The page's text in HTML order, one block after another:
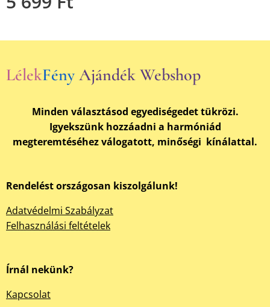
LélekFény Ajándék Webshop
Minden választásod egyediségedet tükrözi.
Igyekszünk hozzáadni a harmóniád
megteremtéséhez válogatott, minőségi kínálattal.
Rendelést országosan kiszolgálunk!
Adatvédelmi Szabályzat
Felhasználási feltételek
Írnál nekünk?
Kapcsolat